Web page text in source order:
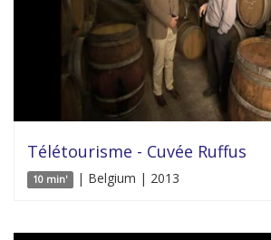
Télétourisme - Cuvée Ruffus
10 min' | Belgium | 2013